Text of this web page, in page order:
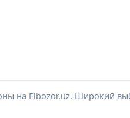
на Elbozor.uz. Широкий